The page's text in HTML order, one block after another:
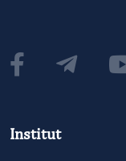
Institut